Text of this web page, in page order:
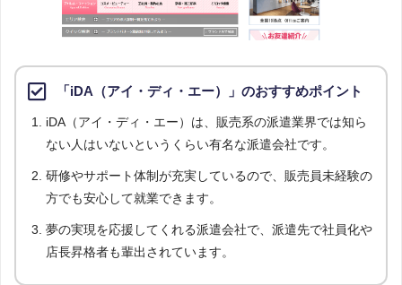
「iDA（アイ・ディ・エー）」のおすすめポイント
iDA（アイ・ディ・エー）は、販売系の派遣業界では知ら
ない人はいないというくらい有名な派遣会社です。
研修やサポート体制が充実しているので、販売員未経験の
方でも安心して就業できます。
夢の実現を応援してくれる派遣会社で、派遣先で社員化や
店長昇格者も輩出されています。